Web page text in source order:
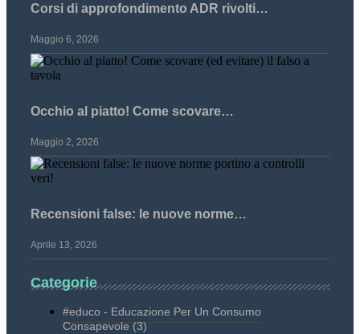
Corsi di approfondimento ADR rivolti…
Maggio 6, 2026
Occhio al piatto! Come scovare…
Maggio 2, 2026
Recensioni false: le nuove norme…
Aprile 13, 2026
Categorie
#educo - Educazione Per Un Consumo
Consapevole(3)